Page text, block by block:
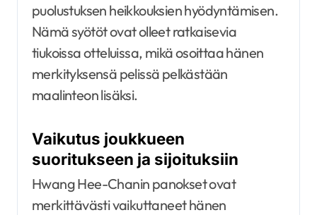
puolustuksen heikkouksien hyödyntämisen.
Nämä syötöt ovat olleet ratkaisevia
tiukoissa otteluissa, mikä osoittaa hänen
merkityksensä pelissä pelkästään
maalinteon lisäksi.
Vaikutus joukkueen
suoritukseen ja sijoituksiin
Hwang Hee-Chanin panokset ovat
merkittävästi vaikuttaneet hänen